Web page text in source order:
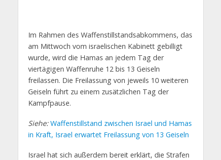
Im Rahmen des Waffenstillstandsabkommens, das
am Mittwoch vom israelischen Kabinett gebilligt
wurde, wird die Hamas an jedem Tag der
viertägigen Waffenruhe 12 bis 13 Geiseln
freilassen. Die Freilassung von jeweils 10 weiteren
Geiseln führt zu einem zusätzlichen Tag der
Kampfpause.
Siehe: Waffenstillstand zwischen Israel und Hamas
in Kraft, Israel erwartet Freilassung von 13 Geiseln
Israel hat sich außerdem bereit erklärt, die Strafen